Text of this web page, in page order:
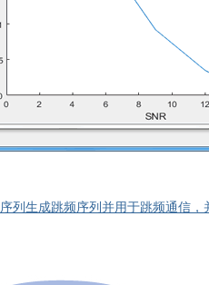
列生成跳频序列并用于跳频通信